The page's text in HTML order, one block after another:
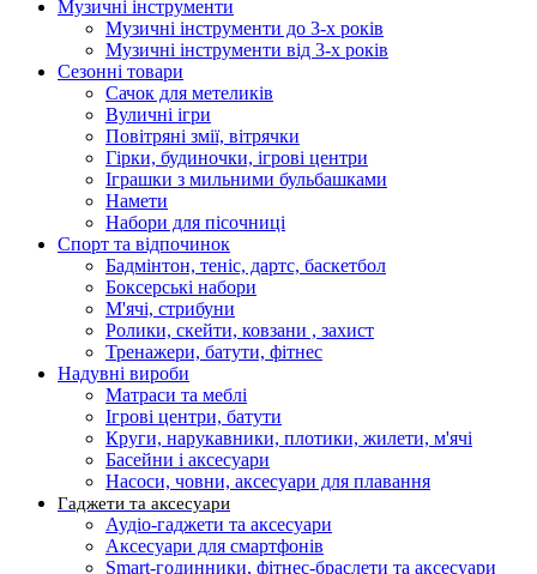
Музичні інструменти
Музичні інструменти до 3-х років
Музичні інструменти від 3-х років
Сезонні товари
Сачок для метеликів
Вуличні ігри
Повітряні змії, вітрячки
Гірки, будиночки, ігрові центри
Іграшки з мильними бульбашками
Намети
Набори для пісочниці
Спорт та відпочинок
Бадмінтон, теніс, дартс, баскетбол
Боксерські набори
М'ячі, стрибуни
Ролики, скейти, ковзани , захист
Тренажери, батути, фітнес
Надувні вироби
Матраси та меблі
Ігрові центри, батути
Круги, нарукавники, плотики, жилети, м'ячі
Басейни і аксесуари
Насоси, човни, аксесуари для плавання
Гаджети та аксесуари
Аудіо-гаджети та аксесуари
Аксесуари для смартфонів
Smart-годинники, фітнес-браслети та аксесуари